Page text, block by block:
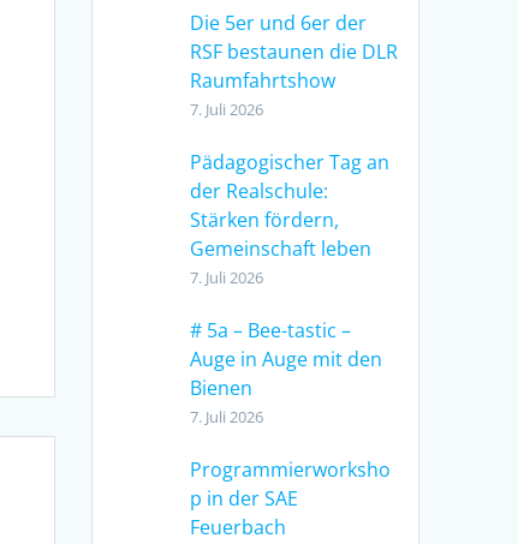
Die 5er und 6er der
RSF bestaunen die DLR
Raumfahrtshow
7. Juli 2026
Pädagogischer Tag an
der Realschule:
Stärken fördern,
Gemeinschaft leben
7. Juli 2026
# 5a – Bee-tastic –
Auge in Auge mit den
Bienen
7. Juli 2026
Programmierworksho
p in der SAE
Feuerbach